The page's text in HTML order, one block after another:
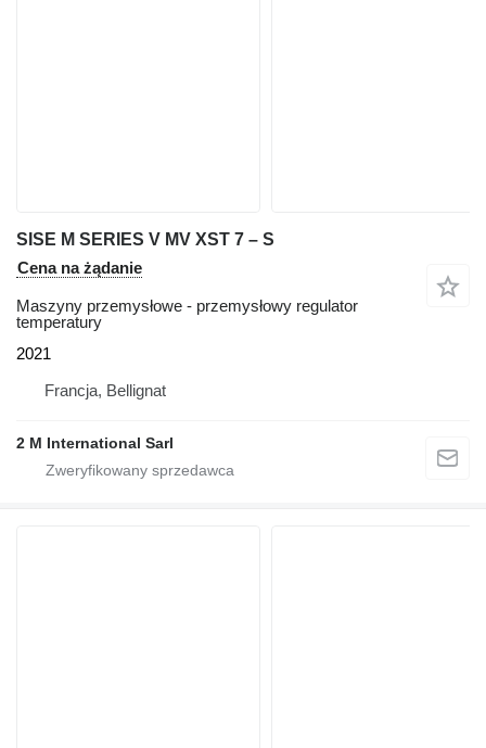
SISE M SERIES V MV XST 7 – S
Cena na żądanie
Maszyny przemysłowe - przemysłowy regulator
temperatury
2021
Francja, Bellignat
2 M International Sarl